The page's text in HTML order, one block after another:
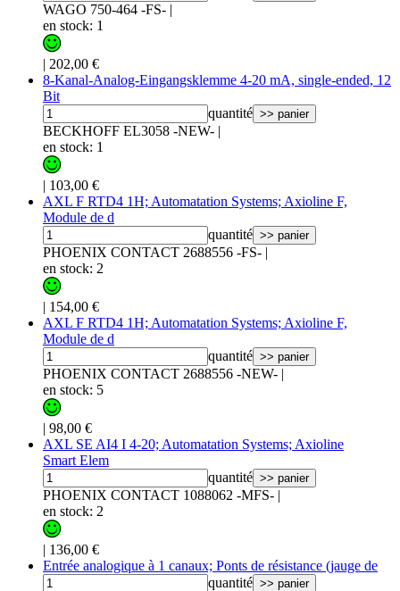
WAGO 750-464 -FS- |
en stock: 1
| 202,00 €
8-Kanal-Analog-Eingangsklemme 4-20 mA, single-ended, 12
Bit
quantité >> panier
BECKHOFF EL3058 -NEW- |
en stock: 1
| 103,00 €
AXL F RTD4 1H; Automatation Systems; Axioline F,
Module de d
quantité >> panier
PHOENIX CONTACT 2688556 -FS- |
en stock: 2
| 154,00 €
AXL F RTD4 1H; Automatation Systems; Axioline F,
Module de d
quantité >> panier
PHOENIX CONTACT 2688556 -NEW- |
en stock: 5
| 98,00 €
AXL SE AI4 I 4-20; Automatation Systems; Axioline
Smart Elem
quantité >> panier
PHOENIX CONTACT 1088062 -MFS- |
en stock: 2
| 136,00 €
Entrée analogique à 1 canaux; Ponts de résistance (jauge de
quantité >> panier